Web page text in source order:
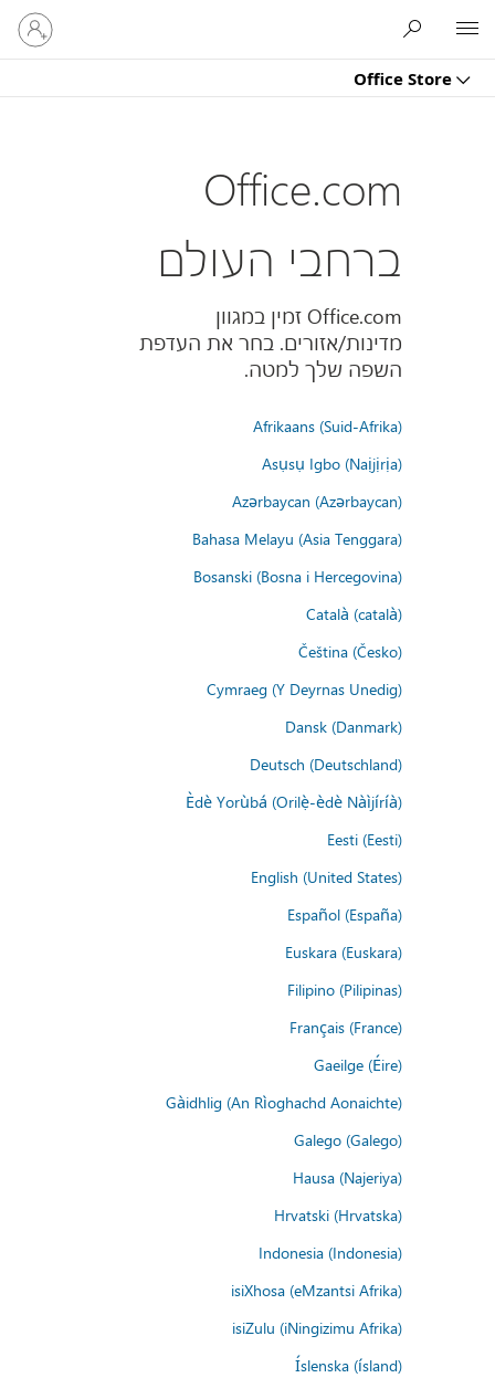
Office Store
היכנס
לחשבון
שלך
Office.com
ברחבי העולם
Office.com זמין במגוון
מדינות/אזורים. בחר את העדפת
השפה שלך למטה.
Afrikaans (Suid-Afrika)
Asụsụ Igbo (Naịjịrịa)
Azərbaycan (Azərbaycan)
Bahasa Melayu (Asia Tenggara)
Bosanski (Bosna i Hercegovina)
Català (català)
Čeština (Česko)
Cymraeg (Y Deyrnas Unedig)
Dansk (Danmark)
Deutsch (Deutschland)
Èdè Yorùbá (Orilẹ̀-èdè Nàìjíríà)
Eesti (Eesti)
English (United States)
Español (España)
Euskara (Euskara)
Filipino (Pilipinas)
Français (France)
Gaeilge (Éire)
Gàidhlig (An Rìoghachd Aonaichte)
Galego (Galego)
Hausa (Najeriya)
Hrvatski (Hrvatska)
Indonesia (Indonesia)
isiXhosa (eMzantsi Afrika)
isiZulu (iNingizimu Afrika)
Íslenska (ísland)